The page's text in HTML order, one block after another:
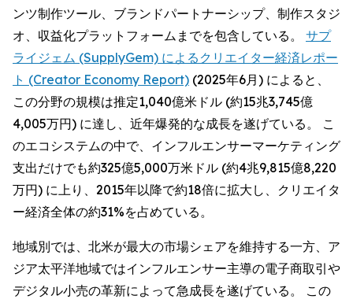
ンツ制作ツール、ブランドパートナーシップ、制作スタジ
オ、収益化プラットフォームまでを包含している。 サプ
ライジェム (SupplyGem) によるクリエイター経済レポー
ト (Creator Economy Report) (2025年6月) によると、
この分野の規模は推定1,040億米ドル (約15兆3,745億
4,005万円) に達し、近年爆発的な成長を遂げている。 こ
のエコシステムの中で、インフルエンサーマーケティング
支出だけでも約325億5,000万米ドル (約4兆9,815億8,220
万円) に上り、2015年以降で約18倍に拡大し、クリエイタ
ー経済全体の約31%を占めている。
地域別では、北米が最大の市場シェアを維持する一方、ア
ジア太平洋地域ではインフルエンサー主導の電子商取引や
デジタル小売の革新によって急成長を遂げている。 この